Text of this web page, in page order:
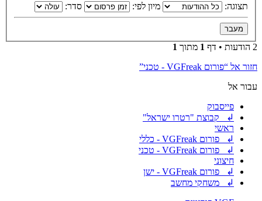
תצוגה: מיון לפי: סדר:
2 הודעות • דף 1 מתוך 1
חזור אל “פורום VGFreak - טכני”
עבור אל
פייסבוק
↲ קבוצת "רטרו ישראל"
ראשי
↲ פורום VGFreak - כללי
↲ פורום VGFreak - טכני
חיצוני
↲ פורום VGFreak - ישן
↲ משחקי מחשב